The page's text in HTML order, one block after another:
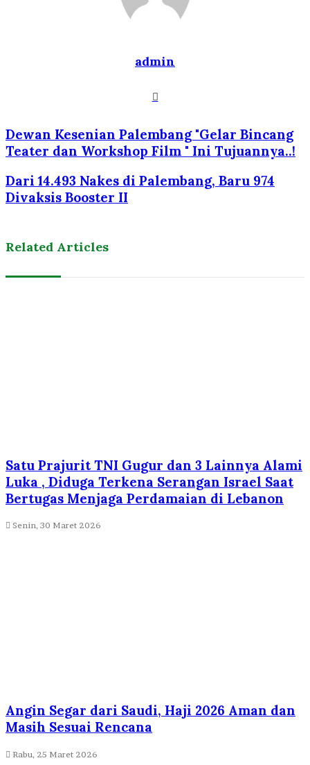
admin
Website
Dewan Kesenian Palembang "Gelar Bincang
Teater dan Workshop Film " Ini Tujuannya..!
Dari 14.493 Nakes di Palembang, Baru 974
Divaksis Booster II
Related Articles
Satu Prajurit TNI Gugur dan 3 Lainnya Alami
Luka , Diduga Terkena Serangan Israel Saat
Bertugas Menjaga Perdamaian di Lebanon
Senin, 30 Maret 2026
Angin Segar dari Saudi, Haji 2026 Aman dan
Masih Sesuai Rencana
Rabu, 25 Maret 2026